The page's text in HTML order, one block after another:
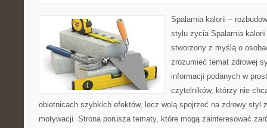
Spalarnia kalorii –
stylu życia Spalarnia
stworzony z myślą o
zrozumieć temat zdrowej
informacji podanych w
czytelników, którzy nie
obietnicach szybkich efektów, lecz wolą spojrzeć na zdrowy styl
motywacji. Strona porusza tematy, które mogą zainteresować